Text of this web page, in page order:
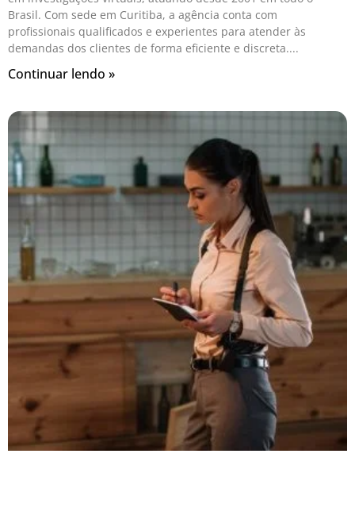
Brasil. Com sede em Curitiba, a agência conta com
profissionais qualificados e experientes para atender às
demandas dos clientes de forma eficiente e discreta.
Continuar lendo »